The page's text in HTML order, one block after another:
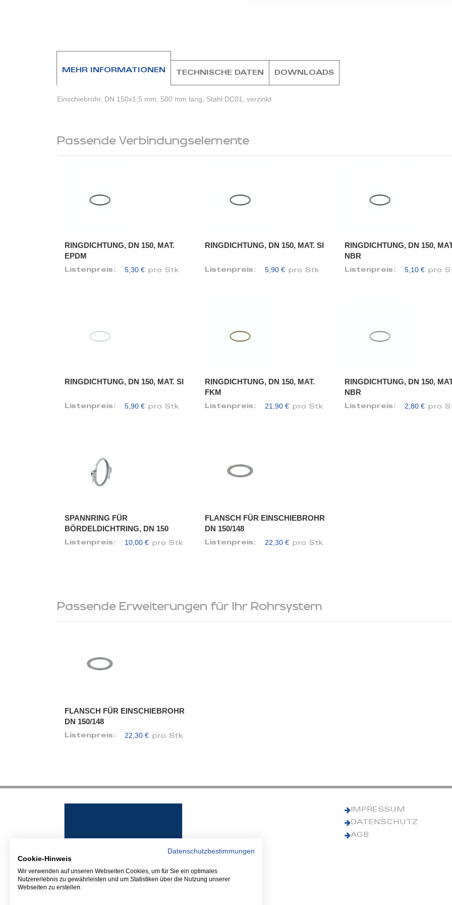
MEHR INFORMATIONEN
Einschiebrohr, DN 150x1,5 mm, 500 mm lang, Stahl DC01, verzinkt
TECHNISCHE DATEN DOWNLOADS
Passende Verbindungselemente
RINGDICHTUNG, DN 150, MAT.
EPDM
Listenpreis: 5,30 € pro Stk
RINGDICHTUNG, DN 150, MAT. SI
Listenpreis: 5,90 € pro Stk
RINGDICHTUNG, DN 150,
NBR
Listenpreis: 5,10 € pro
RINGDICHTUNG, DN 150, MAT. SI
Listenpreis: 5,90 € pro Stk
RINGDICHTUNG, DN 150, MAT.
FKM
Listenpreis: 21,90 € pro Stk
RINGDICHTUNG, DN 150,
NBR
Listenpreis: 2,80 € pro
SPANNRING FÜR
BÖRDELDICHTRING, DN 150
Listenpreis: 10,00 € pro Stk
FLANSCH FÜR EINSCHIEBROHR
DN 150/148
Listenpreis: 22,30 € pro Stk
Passende Erweiterungen für Ihr Rohrsystem
FLANSCH FÜR EINSCHIEBROHR
DN 150/148
Listenpreis: 22,30 € pro Stk
IMPRESSUM
DATENSCHUTZ
AGB
Datenschutzbestimmungen
Cookie-Hinweis
Wir verwenden auf unseren Webseiten Cookies, um für Sie ein optimales
Nutzererlebnis zu gewährleisten und um Statistiken über die Nutzung unserer
Webseiten zu erstellen.